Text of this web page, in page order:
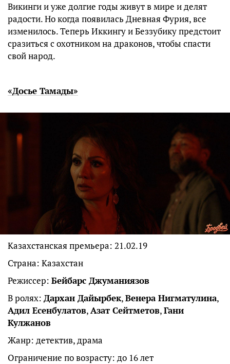
Викинги и уже долгие годы живут в мире и делят
радости. Но когда появилась Дневная Фурия, все
изменилось. Теперь Иккингу и Беззубику предстоит
сразиться с охотником на драконов, чтобы спасти
свой народ.
«Досье Тамады»
Казахстанская премьера: 21.02.19
Страна: Казахстан
Режиссер: Бейбарс Джуманиязов
В ролях: Дархан Дайырбек,Венера Нигматулина,
Адил Есенбулатов,Азат Сейтметов,Гани
Кулжанов
Жанр: детектив, драма
Ограничение по возрасту: до 16 лет